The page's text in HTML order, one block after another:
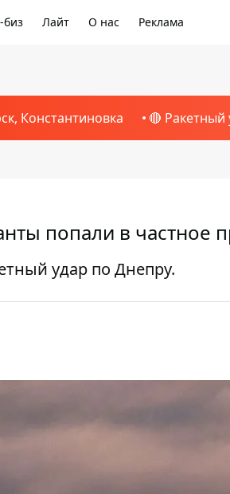
Лайт О нас Реклама
Константиновка 🔴 Ракетный
попали в частное
удар по Днепру.